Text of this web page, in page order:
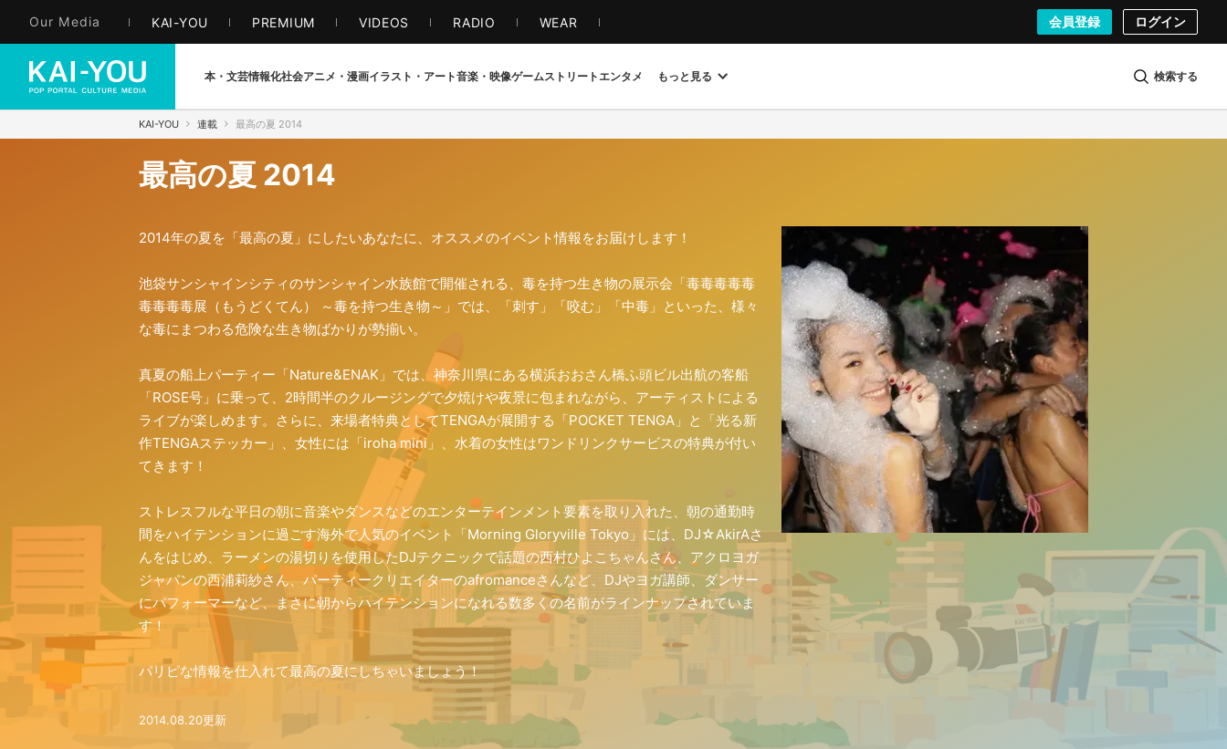
Our Media KAI-YOU PREMIUM VIDEOS RADIO WEAR 会員登録 ログイン
本・文芸情報化社会アニメ・漫画イラスト・アート音楽・映像ゲームストリート エンタメ もっと見る 検索する
KAI-YOU 連載 最高の夏 2014
最高の夏 2014
2014年の夏を「最高の夏」にしたいあなたに、オススメのイベント情報をお届けします！
池袋サンシャインシティのサンシャイン水族館で開催される、毒を持つ生き物の展示会「毒毒毒毒毒
毒毒毒毒展（もうどくてん） ～毒を持つ生き物～」では、「刺す」「咬む」「中毒」といった、様々
な毒にまつわる危険な生き物ばかりが勢揃い。
真夏の船上パーティー「Nature&ENAK」では、神奈川県にある横浜おおさん橋ふ頭ビル出航の客船
「ROSE号」に乗って、2時間半のクルージングで夕焼けや夜景に包まれながら、アーティストによる
ライブが楽しめます。さらに、来場者特典としてTENGAが展開する「POCKET TENGA」と「光る新
作TENGAステッカー」、女性には「iroha mini」、水着の女性はワンドリンクサービスの特典が付い
てきます！
ストレスフルな平日の朝に音楽やダンスなどのエンターテインメント要素を取り入れた、朝の通勤時
間をハイテンションに過ごす海外で人気のイベント「Morning Gloryville Tokyo」には、DJ☆AkirAさ
んをはじめ、ラーメンの湯切りを使用したDJテクニックで話題の西村ひよこちゃんさん、アクロヨガ
ジャパンの西浦莉紗さん、パーティークリエイターのafromanceさんなど、DJやヨガ講師、ダンサー
にパフォーマーなど、まさに朝からハイテンションになれる数多くの名前がラインナップされていま
す！
パリピな情報を仕入れて最高の夏にしちゃいましょう！
2014.08.20更新